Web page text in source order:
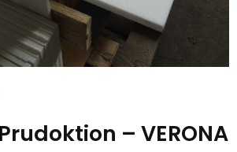
– VERONA